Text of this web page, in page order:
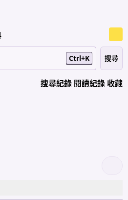
Ctrl+K
搜尋紀錄 閱讀紀錄 收藏